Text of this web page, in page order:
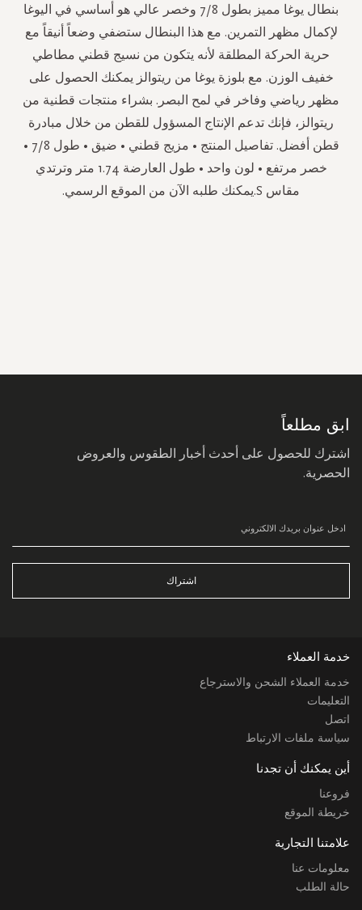
بنطال يوغا مميز بطول 7/8 وخصر عالي هو أساسي في اليوغا
لإكمال مظهر التمرين. مع هذا البنطال ستضفي وضعاً أنيقاً مع
حرية الحركة المطلقة لأنه يتكون من نسيج قطني مطاطي
خفيف الوزن. مع بلوزة يوغا من ريتوالز يمكنك الحصول على
مظهر رياضي وفاخر في لمح البصر. بشراء منتجات قطنية من
ريتوالز، فإنك تدعم الإنتاج المسؤول للقطن من خلال مبادرة
قطن أفضل. تفاصيل المنتج • مزيج قطني • ضيق • طول 7/8 •
خصر مرتفع • لون واحد • طول العارضة 1.74 متر وترتدي
مقاس S.يمكنك طلبه الآن من الموقع الرسمي.
ابق مطلعاً
اشترك للحصول على أحدث أخبار الطقوس والعروض
الحصرية.
اشتراك
خدمة العملاء
خدمة العملاء الشحن والاسترجاع
التعليمات
اتصل
سياسة ملفات الارتباط
أين يمكنك أن تجدنا
فروعنا
خريطة الموقع
علامتنا التجارية
معلومات عنا
حالة الطلب